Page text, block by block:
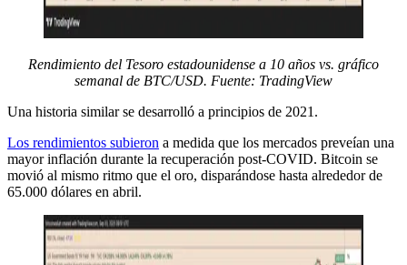
Rendimiento del Tesoro estadounidense a 10 años vs. gráfico
semanal de BTC/USD. Fuente: TradingView
Una historia similar se desarrolló a principios de 2021.
Los rendimientos subieron a medida que los mercados preveían una
mayor inflación durante la recuperación post-COVID. Bitcoin se
movió al mismo ritmo que el oro, disparándose hasta alrededor de
65.000 dólares en abril.